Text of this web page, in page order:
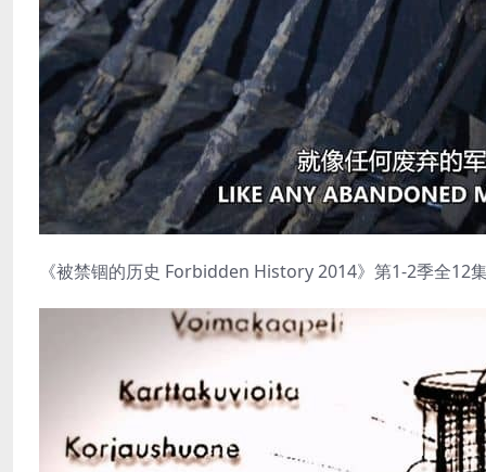
《被禁锢的历史 Forbidden History 2014》第1-2季全12